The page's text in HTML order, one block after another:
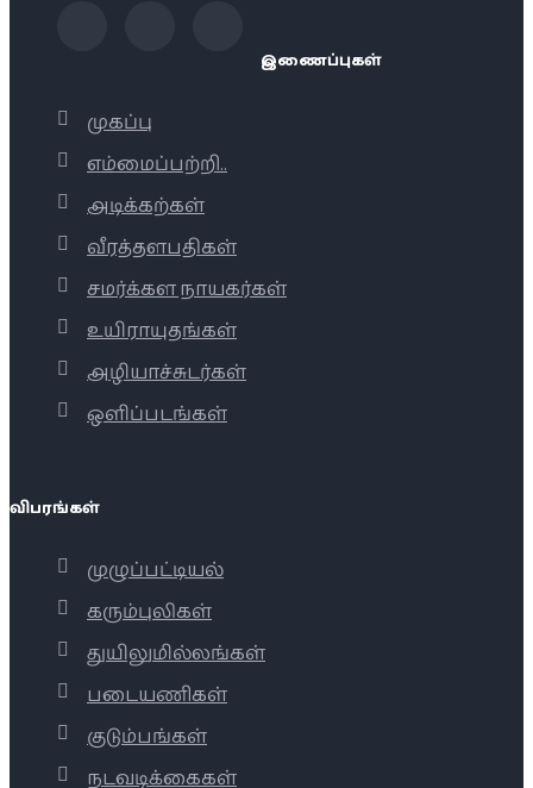
இணைப்புகள்
முகப்பு
எம்மைப்பற்றி..
அடிக்கற்கள்
வீரத்தளபதிகள்
சமர்க்கள நாயகர்கள்
உயிராயுதங்கள்
அழியாச்சுடர்கள்
ஒளிப்படங்கள்
விபரங்கள்
முழுப்பட்டியல்
கரும்புலிகள்
துயிலுமில்லங்கள்
படையணிகள்
குடும்பங்கள்
நடவடிக்கைகள்